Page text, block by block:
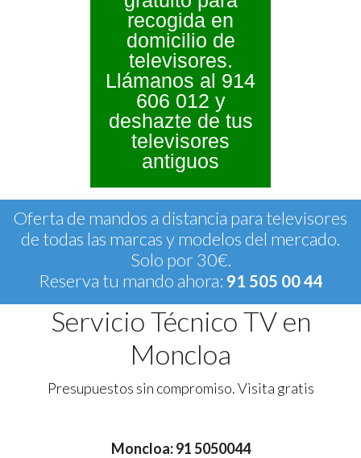
recogida en
domicilio de
televisores.
Llámanos al 914
606 012 y
deshazte de tus
televisores
antiguos
Oferta de mandos a distancia para televisores
de todas las marcas y modelos del mercado.
Solo por 30€.
Reserva tu mando ahora: 91 505 00 44
Servicio Técnico TV en
Moncloa
Presupuestos sin compromiso. Visita gratis
Moncloa: 91 5050044